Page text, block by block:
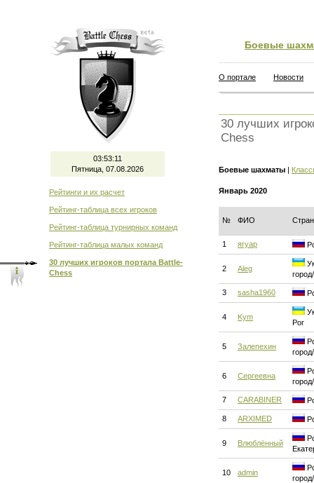
03:53:12
Пятница, 07.08.2026
Рейтинги и их расчет
Рейтинг-таблица всех игроков
Рейтинг-таблица турнирных команд
Рейтинг-таблица малых команд
30 лучших игроков портала Battle-
Chess
Боевые
О портале Новости
30 лучших
Chess
Боевые шахматы |
Январь 2020
№ ФИО
1 ягуар
2 Aleg
3 sasha1960
4 Kym
Рог
5 Залепехин
6 Сергеевна
7 CARABINER
8 ARXIMED
9 Влюблённый
10 admin